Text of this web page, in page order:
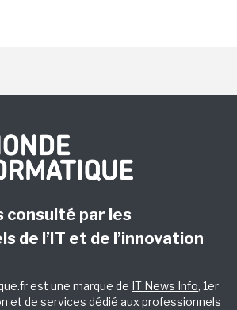
consulté par les
de l’IT et de l’innovation
est une marque de IT News Info, 1er
et de services dédié aux professionnels